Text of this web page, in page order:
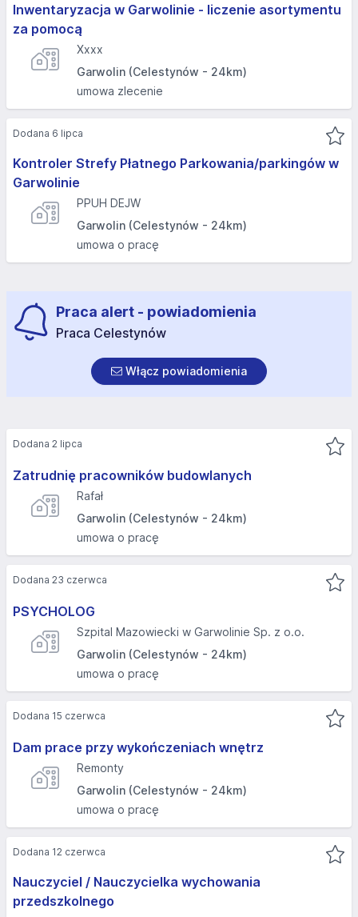
Inwentaryzacja w Garwolinie - liczenie asortymentu
za pomocą
Xxxx
Garwolin (Celestynów - 24km)
umowa zlecenie
Kontroler Strefy Płatnego Parkowania/parkingów w
Garwolinie
PPUH DEJW
Garwolin (Celestynów - 24km)
umowa o pracę
Dodana 6 lipca
Praca alert - powiadomienia
Praca Celestynów
Włącz powiadomienia
Zatrudnię pracowników budowlanych
Rafał
Garwolin (Celestynów - 24km)
umowa o pracę
Dodana 2 lipca
PSYCHOLOG
Szpital Mazowiecki w Garwolinie Sp. z o.o.
Garwolin (Celestynów - 24km)
umowa o pracę
Dodana 23 czerwca
Dam prace przy wykończeniach wnętrz
Remonty
Garwolin (Celestynów - 24km)
umowa o pracę
Dodana 15 czerwca
Nauczyciel / Nauczycielka wychowania
przedszkolnego
Dodana 12 czerwca